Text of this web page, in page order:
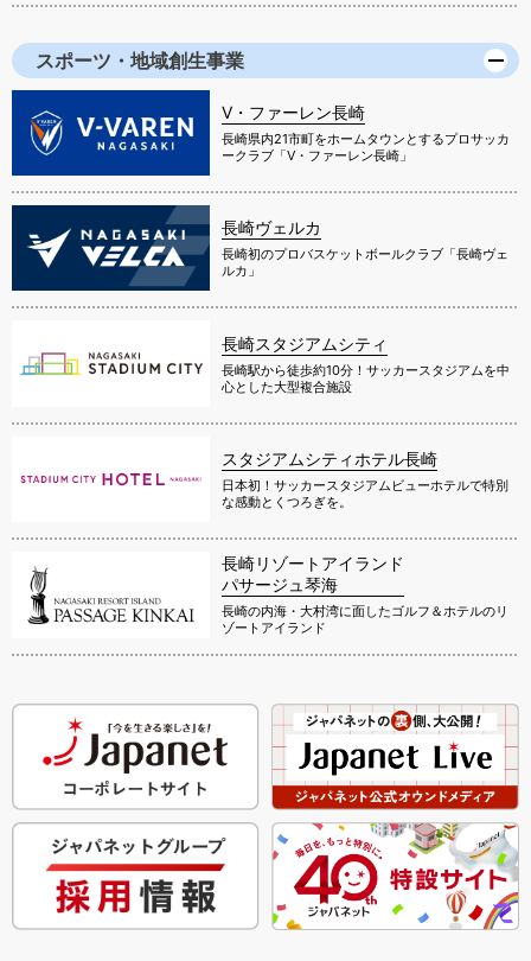
スポーツ・地域創生事業
V・ファーレン長崎
長崎県内21市町をホームタウンとするプロサッカ
ークラブ「V・ファーレン長崎」
長崎ヴェルカ
長崎初のプロバスケットボールクラブ「長崎ヴェ
ルカ」
長崎スタジアムシティ
長崎駅から徒歩約10分！サッカースタジアムを中
心とした大型複合施設
スタジアムシティホテル長崎
日本初！サッカースタジアムビューホテルで特別
な感動とくつろぎを。
長崎リゾートアイランド
パサージュ琴海
長崎の内海・大村湾に面したゴルフ＆ホテルのリ
ゾートアイランド